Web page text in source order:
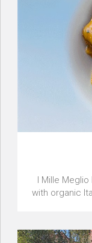
I Mille
with organic